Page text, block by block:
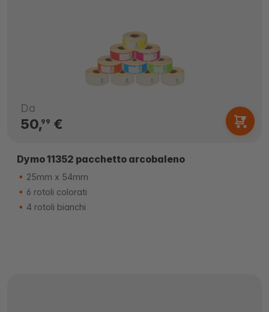
Da
50,99 €
Dymo 11352 pacchetto arcobaleno
25mm x 54mm
6 rotoli colorati
4 rotoli bianchi